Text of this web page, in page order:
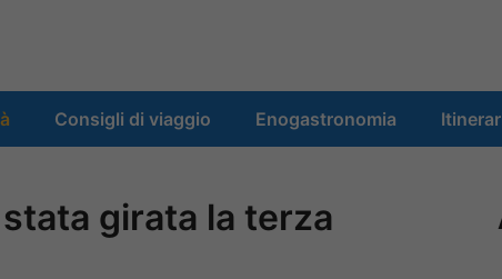
Consigli di viaggio Enogastronomia
stata girata la terza